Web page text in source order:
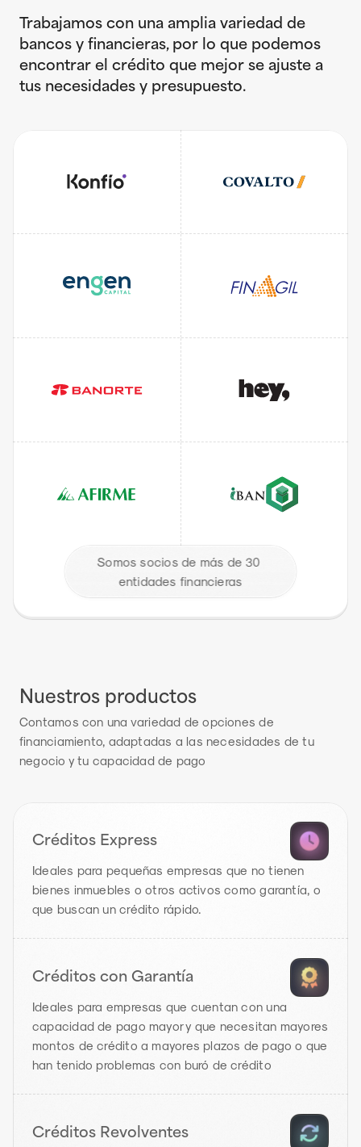
Trabajamos con una amplia variedad de
bancos y financieras, por lo que podemos
encontrar el crédito que mejor se ajuste a
tus necesidades y presupuesto.
Somos socios de más de 30
entidades financieras
Nuestros productos
Contamos con una variedad de opciones de
financiamiento, adaptadas a las necesidades de tu
negocio y tu capacidad de pago
Créditos Express
Ideales para pequeñas empresas que no tienen
bienes inmuebles o otros activos como garantía, o
que buscan un crédito rápido.
Créditos con Garantía
Ideales para empresas que cuentan con una
capacidad de pago mayor y que necesitan mayores
montos de crédito a mayores plazos de pago o que
han tenido problemas con buró de crédito
Créditos Revolventes